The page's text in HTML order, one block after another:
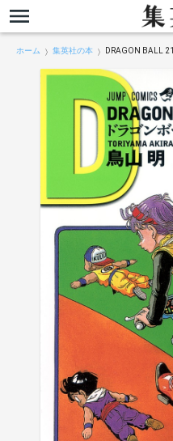
ホーム 集英社の本 DRAGON BALL 21